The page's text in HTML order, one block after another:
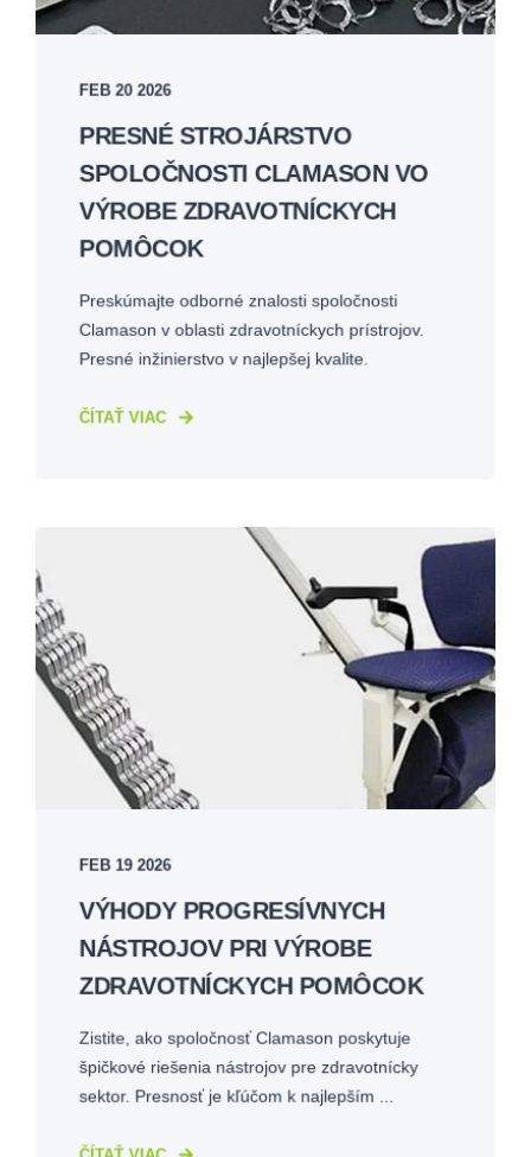
FEB 20 2026
PRESNÉ STROJÁRSTVO
SPOLOČNOSTI CLAMASON VO
VÝROBE ZDRAVOTNÍCKYCH
POMÔCOK
Preskúmajte odborné znalosti spoločnosti
Clamason v oblasti zdravotníckych prístrojov.
Presné inžinierstvo v najlepšej kvalite.
ČÍTAŤ VIAC
FEB 19 2026
VÝHODY PROGRESÍVNYCH
NÁSTROJOV PRI VÝROBE
ZDRAVOTNÍCKYCH POMÔCOK
Zistite, ako spoločnosť Clamason poskytuje
špičkové riešenia nástrojov pre zdravotnícky
sektor. Presnosť je kľúčom k najlepším ...